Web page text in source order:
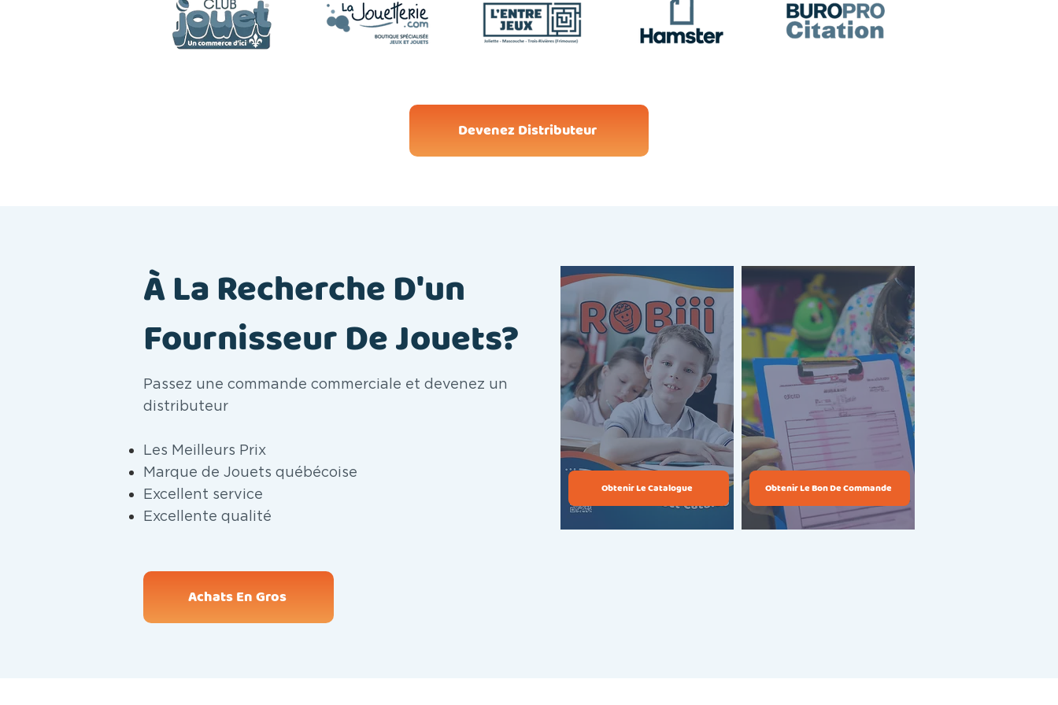
Devenez Distributeur
À La Recherche D'un
Fournisseur De Jouets?
Passez une commande commerciale et devenez un
distributeur
Les Meilleurs Prix
Marque de Jouets québécoise
Excellent service
Excellente qualité
Obtenir Le Catalogue Obtenir Le Bon De Commande
Achats En Gros